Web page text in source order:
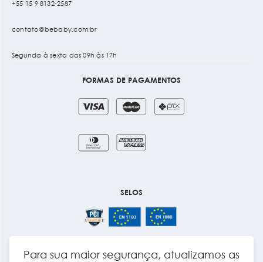
Para sua maior segurança, atualizamos as
+55 15 9 8132-2587
contato@bebaby.com.br
Segunda à sexta das 09h às 17h
FORMAS DE PAGAMENTOS
SELOS